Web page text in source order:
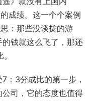
成绩。这一个个案例
：那些没谈拢的游
钱就这么飞了，那还
：3分成比的第一步，
司，它的态度也值得